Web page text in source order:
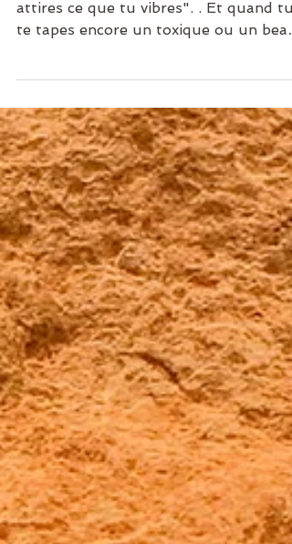
Tu me dis que tu lis partout : "Tu
te tapes encore un toxique ou un beau
mode : « Qu’est-ce qui cloche dans
énergie ? ». Cash : Rien ne cloche dans
ton énergie. Le problème, c'est ta
Elle est grande ouverte !